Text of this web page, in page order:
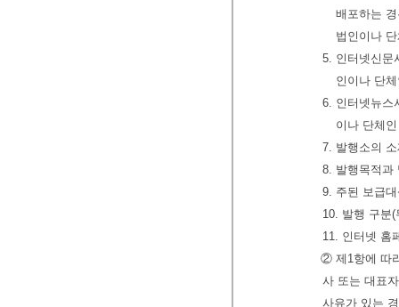
배포하는
법인이나
5. 인터넷신문
인이나 단
6. 인터넷뉴스
이나 단체
7. 발행소의
8. 발행목적과
9. 주된 보급
10. 발행 구분
11. 인터넷 홈
② 제1항에 따
사 또는 대표
사유가 있는